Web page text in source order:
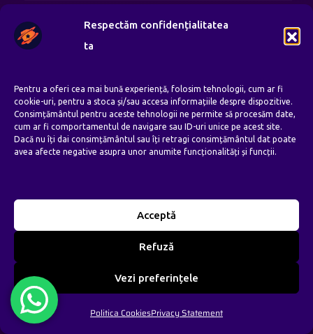
Respectăm confidențialitatea
ta
Pentru a oferi cea mai bună experiență, folosim tehnologii, cum ar fi
cookie-uri, pentru a stoca și/sau accesa informațiile despre dispozitive.
Consimțământul pentru aceste tehnologii ne permite să procesăm date,
cum ar fi comportamentul de navigare sau ID-uri unice pe acest site.
Dacă nu îți dai consimțământul sau îți retragi consimțământul dat poate
avea afecte negative asupra unor anumite funcționalități și funcții.
Acceptă
Refuză
Vezi preferințele
Politica CookiesPrivacy Statement
Intrebări Frecvente
Contacteaza-ne
Baia Mare, Romania
0771 288 951
contact@primewebinfinity.ro
Sambata: 8:00 AM – 4:00 PM
Duminica: —